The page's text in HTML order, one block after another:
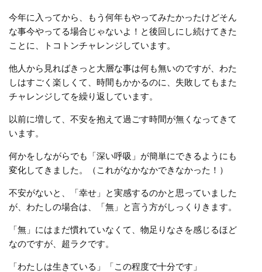
今年に入ってから、もう何年もやってみたかったけどそん
な事今やってる場合じゃないよ！と後回しにし続けてきた
ことに、トコトンチャレンジしています。
他人から見ればきっと大層な事は何も無いのですが、わた
しはすごく楽しくて、時間もかかるのに、失敗してもまた
チャレンジしてを繰り返しています。
以前に増して、不安を抱えて過ごす時間が無くなってきて
います。
何かをしながらでも「深い呼吸」が簡単にできるようにも
変化してきました。（これがなかなかできなかった！）
不安がないと、「幸せ」と実感するのかと思っていました
が、わたしの場合は、「無」と言う方がしっくりきます。
「無」にはまだ慣れていなくて、物足りなさを感じるほど
なのですが、超ラクです。
「わたしは生きている」「この程度で十分です」